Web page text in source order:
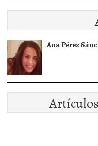
Ana Pérez